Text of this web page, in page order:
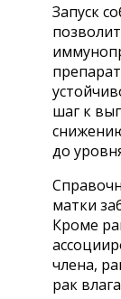
Запуск
шаг к
до
матки
Кроме
члена,
рак